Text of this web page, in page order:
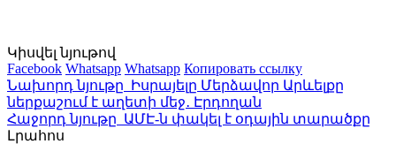
Կիսվել նյութով
Facebook Whatsapp Whatsapp Копировать ссылку
Նախորդ նյութը Իսրայելը Մերձավոր Արևելքը
ներքաշում է աղետի մեջ․ Էրդողան
Հաջորդ նյութը ԱՄԷ-ն փակել է օդային տարածքը
Լրահոս